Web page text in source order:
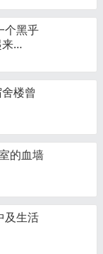
个黑乎
来…
楼曾
的血墙
及生活